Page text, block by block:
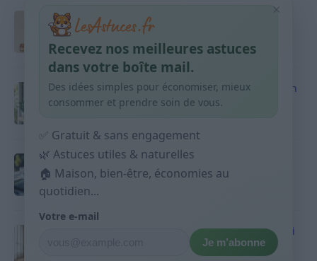
Taches pigmentaires : routine simple +
habitudes qui aident
9 avril 2026
Produits ménagers : comment économiser en
courses sans acheter 10 sprays
Budget mensuel : méthode rapide pour
répartir son salaire dès le jour de paie
9 avril 2026
Sport 10 minutes par jour est-ce utile et quoi
×
Recevez nos meilleures astuces
dans votre boîte mail.
Des idées simples pour économiser, mieux
consommer et prendre soin de vous.
✅ Gratuit & sans engagement
🌿 Astuces utiles & naturelles
🏠 Maison, bien-être, économies au
quotidien...
Votre e-mail
Je m’abonne